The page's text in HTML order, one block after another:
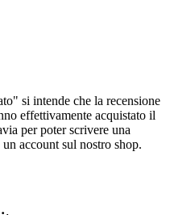
si intende che la recensione
effettivamente acquistato il
per poter scrivere una
account sul nostro shop.